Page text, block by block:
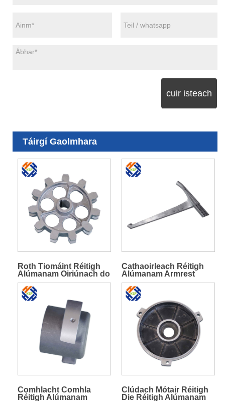
cuir isteach
Táirgí Gaolmhara
Roth Tiomáint Réitigh
Alúmanam Oiriúnach do
Shlabhraí le Spásáil
Diosca 70 Mm
Cathaoirleach Réitigh
Alúmanam Armrest
Comhlacht Comhla
Réitigh Alúmanam
Clúdach Mótair Réitigh
Die Réitigh Alúmanam